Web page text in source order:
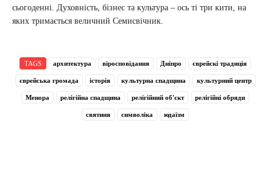
сьогоденні. Духовність, бізнес та культура – ось ті три кити, на
яких тримається величний Семисвічник.
TAGS архитектура віросповідання Дніпро єврейскі традиція
єврейська громада історія культурна спадщина культурний центр
Менора релігійна спадщина релігійний об'єкт релігійні обряди
святиня символіка юдаїзм